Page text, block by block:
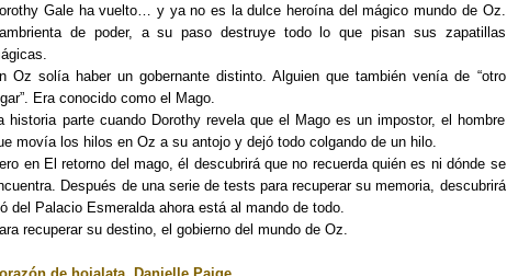
Gale ha vuelto… y ya no es la dulce heroína del mágico mundo de Oz.
de poder, a su paso destruye todo lo que pisan sus zapatillas
Oz solía haber un gobernante distinto. Alguien que también venía de “otro
Era conocido como el Mago.
historia parte cuando Dorothy revela que el Mago es un impostor, el hombre
movía los hilos en Oz a su antojo y dejó todo colgando de un hilo.
en El retorno del mago, él descubrirá que no recuerda quién es ni dónde se
Después de una serie de tests para recuperar su memoria, descubrirá
del Palacio Esmeralda ahora está al mando de todo.
recuperar su destino, el gobierno del mundo de Oz.